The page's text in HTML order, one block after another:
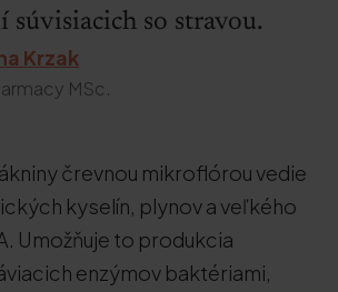
súvisiacich so stravou.
Krzak
MSc.
črevnou mikroflórou vedie
kyselín, plynov a veľkého
Umožňuje to produkcia
enzýmov baktériami,